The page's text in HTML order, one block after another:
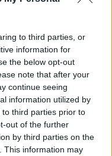
to third parties, or
information for
the below opt-out
note that after your
continue seeing
information utilized by
third parties prior to
out of the further
by third parties on the
This information may
όαση απέναντι
που αδυνατεί να
μέρα ή νύχτα!
το τεράστιο
φορά που η Ελλάδα
τίμημα ήταν βαρύ για
είναι προφανές ότι